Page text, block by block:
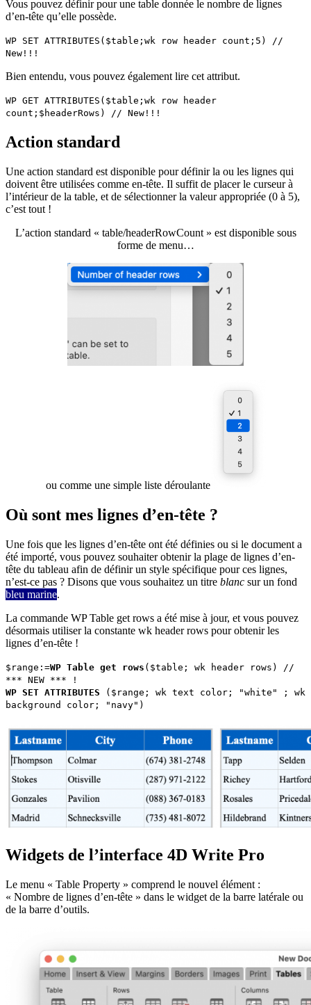
Vous pouvez définir pour une table donnée le nombre de lignes
d’en-tête qu’elle possède.
WP SET ATTRIBUTES ( $table ; wk row header count ; 5 )
//
New!!!
Bien entendu, vous pouvez également lire cet attribut.
WP GET ATTRIBUTES ( $table ; wk row header
count ; $headerRows ) // New!!!
Action standard
Une action standard est disponible pour définir la ou les lignes qui
doivent être utilisées comme en-tête. Il suffit de placer le curseur à
l’intérieur de la table, et de sélectionner la valeur appropriée (0 à 5),
c’est tout !
L’action standard « table/headerRowCount » est disponible sous
forme de menu…
ou comme une simple liste déroulante
Où sont mes lignes d’en-tête ?
Une fois que les lignes d’en-tête ont été définies ou si le document a
été importé, vous pouvez souhaiter obtenir la plage de lignes d’en-
tête du tableau afin de définir un style spécifique pour ces lignes,
n’est-ce pas ? Disons que vous souhaitez un titre blanc sur un fond
bleu marine.
La commande WP Table get rows a été mise à jour, et vous pouvez
désormais utiliser la constante wk header rows pour obtenir les
lignes d’en-tête !
$range :=WP Table get rows ( $table ; wk header rows )
//
*** NEW *** !
WP SET ATTRIBUTES ( $range ; wk text color ; "white" ; wk
background color ; "navy")
Widgets de l’interface 4D Write Pro
Le menu « Table Property » comprend le nouvel élément :
« Nombre de lignes d’en-tête » dans le widget de la barre latérale ou
de la barre d’outils.